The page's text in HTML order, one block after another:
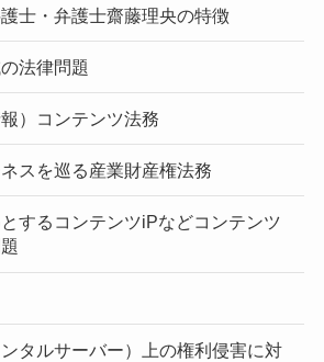
士・弁護士齋藤理央の特徴
法律問題
）コンテンツ法務
スを巡る産業財産権法務
するコンテンツiPなどコンテンツ
タルサーバー）上の権利侵害に対